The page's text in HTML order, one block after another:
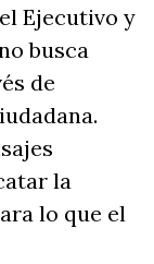
Ejecutivo y
busca
de
la
lo que el